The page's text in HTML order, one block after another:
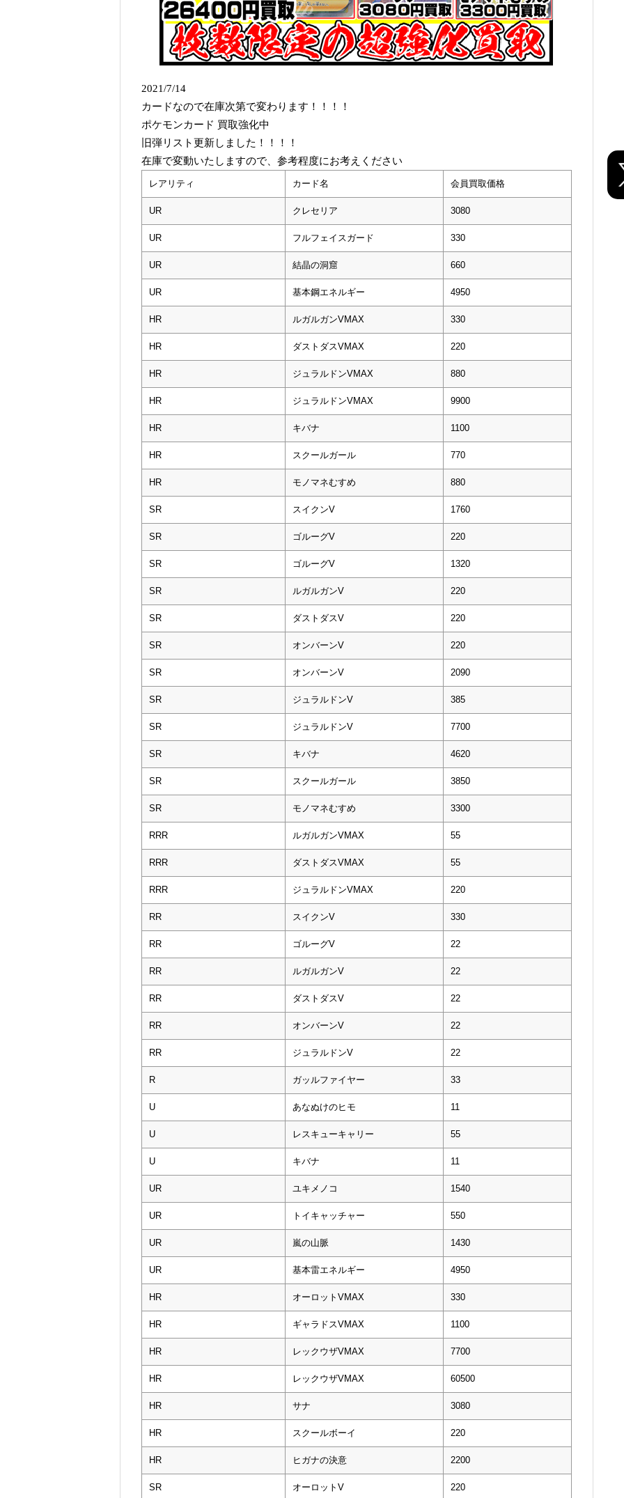
2021/7/14
カードなので在庫次第で変わります！！！！
ポケモンカード 買取強化中
旧弾リスト更新しました！！！！
在庫で変動いたしますので、参考程度にお考えください
レアリティ カード名 会員買取価格
UR クレセリア 3080
UR フルフェイスガード 330
UR 結晶の洞窟 660
UR 基本鋼エネルギー 4950
HR ルガルガンVMAX 330
HR ダストダスVMAX 220
HR ジュラルドンVMAX 880
HR ジュラルドンVMAX 9900
HR キバナ 1100
HR スクールガール 770
HR モノマネむすめ 880
SR スイクンV 1760
SR ゴルーグV 220
SR ゴルーグV 1320
SR ルガルガンV 220
SR ダストダスV 220
SR オンバーンV 220
SR オンバーンV 2090
SR ジュラルドンV 385
SR ジュラルドンV 7700
SR キバナ 4620
SR スクールガール 3850
SR モノマネむすめ 3300
RRR ルガルガンVMAX 55
RRR ダストダスVMAX 55
RRR ジュラルドンVMAX 220
RR スイクンV 330
RR ゴルーグV 22
RR ルガルガンV 22
RR ダストダスV 22
RR オンバーンV 22
RR ジュラルドンV 22
R ガッルファイヤー 33
U あなぬけのヒモ 11
U レスキューキャリー 55
U キバナ 11
UR ユキメノコ 1540
UR トイキャッチャー 550
UR 嵐の山脈 1430
UR 基本雷エネルギー 4950
HR オーロットVMAX 330
HR ギャラドスVMAX 1100
HR レックウザVMAX 7700
HR レックウザVMAX 60500
HR サナ 3080
HR スクールボーイ 220
HR ヒガナの決意 2200
SR オーロットV 220